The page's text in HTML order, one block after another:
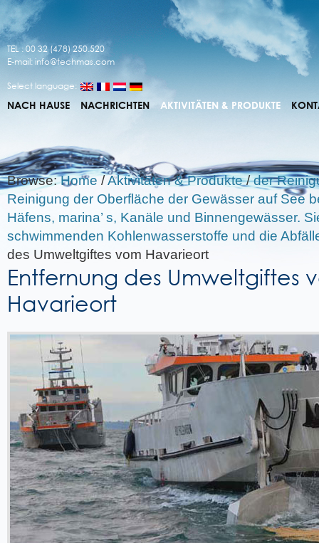
TEL : 00 32 (478) 250.520
E-mail: info@techmas.com
Select language:
NACH HAUSE NACHRICHTEN AKTIVITÄTEN & PRODUKTE
Browse: Home /Aktivitäten & Produkte / der
Reinigung der Oberfläche der Gewässer auf See
Häfens, marina’ s, Kanäle und Binnengewässer.
schwimmenden Kohlenwasserstoffe und die
des Umweltgiftes vom Havarieort
Entfernung des Umweltgiftes
Havarieort